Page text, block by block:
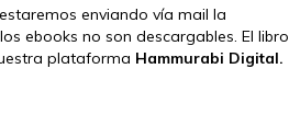
enviando vía mail la
ebooks no son descargables. El libro
plataforma Hammurabi Digital.